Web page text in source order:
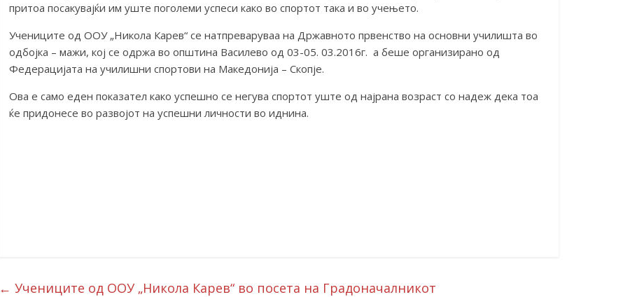
притоа посакувајќи им уште поголеми успеси како во спортот така и во учењето.
Учениците од ООУ „Никола Карев“ се натпреваруваа на Државното првенство на основни училишта во
одбојка – мажи, кој се одржа во општина Василево од 03-05. 03.2016г. а беше организирано од
Федерацијата на училишни спортови на Македонија – Скопје.
Ова е само еден показател како успешно се негува спортот уште од најрана возраст со надеж дека тоа
ќе придонесе во развојот на успешни личности во иднина.
← Учениците од ООУ „Никола Карев“ во посета на Градоначалникот